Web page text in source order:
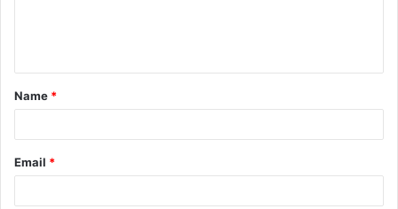
t
*
Name *
Email *